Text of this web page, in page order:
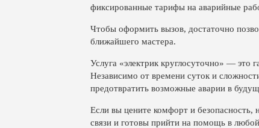
фиксированные тарифы на аварийные
Чтобы оформить вызов, достаточно
ближайшего мастера.
Услуга «электрик круглосуточно» — это
Независимо от времени суток и
предотвратить возможные аварии в
Если вы цените комфорт и безопасность,
связи и готовы прийти на помощь в